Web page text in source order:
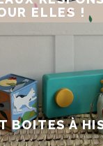
ELLES !
BOITES À